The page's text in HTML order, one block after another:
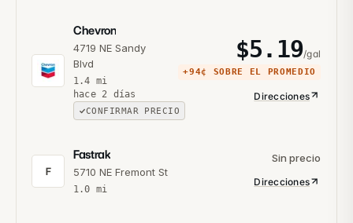
Chevron
4719 NE Sandy
Blvd
1.4 mi
hace 2 días
CONFIRMAR PRECIO
$5.19/gal
+94¢ SOBRE EL PROMEDIO
Direcciones
F
Fastrak
5710 NE Fremont St
1.0 mi
Sin precio
Direcciones